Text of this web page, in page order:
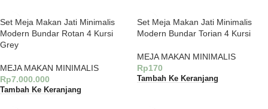
Set Meja Makan Jati Minimalis
Modern Bundar Rotan 4 Kursi
Grey
MEJA MAKAN MINIMALIS
Rp7.000.000
Tambah Ke Keranjang
Set Meja Makan Jati Minimalis
Modern Bundar Torian 4 Kursi
MEJA MAKAN MINIMALIS
Rp170
Tambah Ke Keranjang